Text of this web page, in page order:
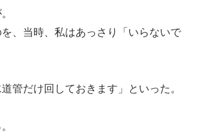
、当時、私はあっさり「いらないで
管だけ回しておきます」といった。